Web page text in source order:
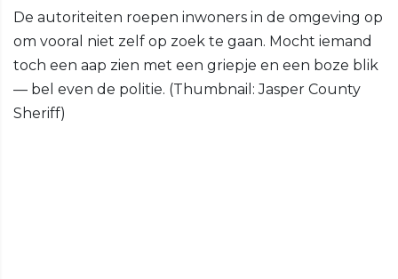
De autoriteiten roepen inwoners in de omgeving op
om vooral niet zelf op zoek te gaan. Mocht iemand
toch een aap zien met een griepje en een boze blik
— bel even de politie. (Thumbnail: Jasper County
Sheriff)